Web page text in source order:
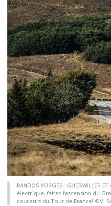
RANDOS VOSGES : GUEBWILLER
électrique, faites l'ascension du
coureurs du Tour de France! ©V.